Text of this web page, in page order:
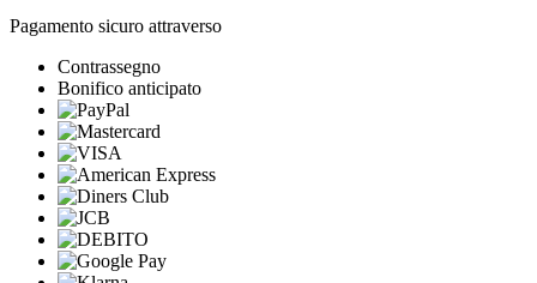
Pagamento sicuro attraverso
Contrassegno
Bonifico anticipato